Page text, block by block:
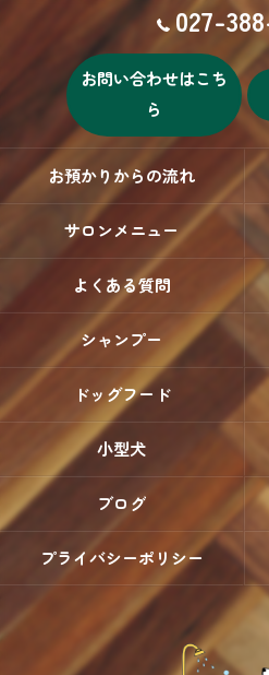
027-
お問い合わせはこち
ら
お預かりからの流れ
サロンメニュー
よくある質問
シャンプー
ドッグフード
小型犬
ブログ
プライバシーポリシー